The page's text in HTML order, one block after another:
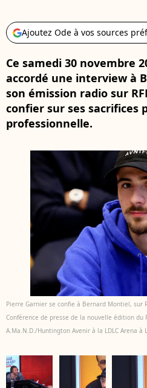
Ajoutez Ode à vos sources
Ce samedi 30 novembre
accordé une interview à
son émission radio sur
confier sur ses sacrifices
professionnelle.
Pierre Garnier se confie à Bernard Montiel, sur
Conférence de presse de la nouvelle édition du
A.Ma.N.D./Huntington Avenir à la LDLC Arena